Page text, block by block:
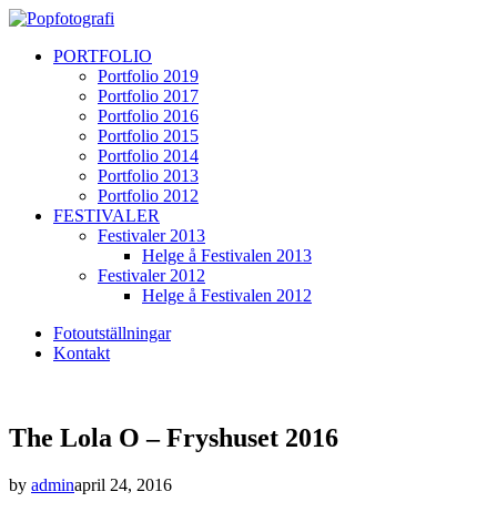
PORTFOLIO
Portfolio 2019
Portfolio 2017
Portfolio 2016
Portfolio 2015
Portfolio 2014
Portfolio 2013
Portfolio 2012
FESTIVALER
Festivaler 2013
Helge å Festivalen 2013
Festivaler 2012
Helge å Festivalen 2012
Fotoutställningar
Kontakt
The Lola O – Fryshuset 2016
by adminapril 24, 2016